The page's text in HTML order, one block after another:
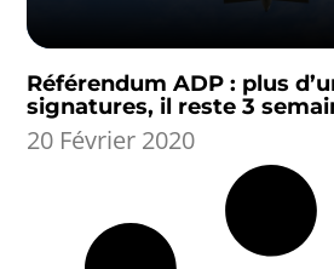
Référendum ADP : plus
signatures, il reste 3
20 Février 2020